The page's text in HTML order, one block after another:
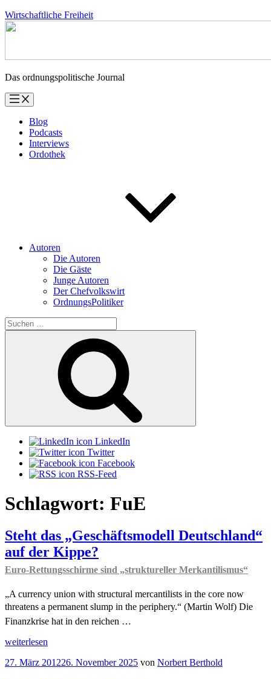
Zum
Inhalt
Wirtschaftliche Freiheit
Das ordnungspolitische Journal
Blog
Podcasts
Interviews
Ordothek
Autoren
Die Autoren
Die Gäste
Junge Autoren
Der Chefvolkswirt
OrdnungsPolitiker
Suchen
nach:
LinkedIn
Twitter
Facebook
RSS-Feed
Schlagwort: FuE
Steht das „Geschäftsmodell Deutschland“
auf der Kippe?
Euro-Rettungsschirme sind „struktureller Merkantilismus“
„A currency union with structural mercantilists in the core now
threatens a permanent slump in the periphery.“ (Martin Wolf) Die
Finanzkrise hat in den reichen …
„Steht
„Geschäftsmodell
weiterlesen
Veröffentlicht
27. März 201226. November 2025 von Norbert Berthold